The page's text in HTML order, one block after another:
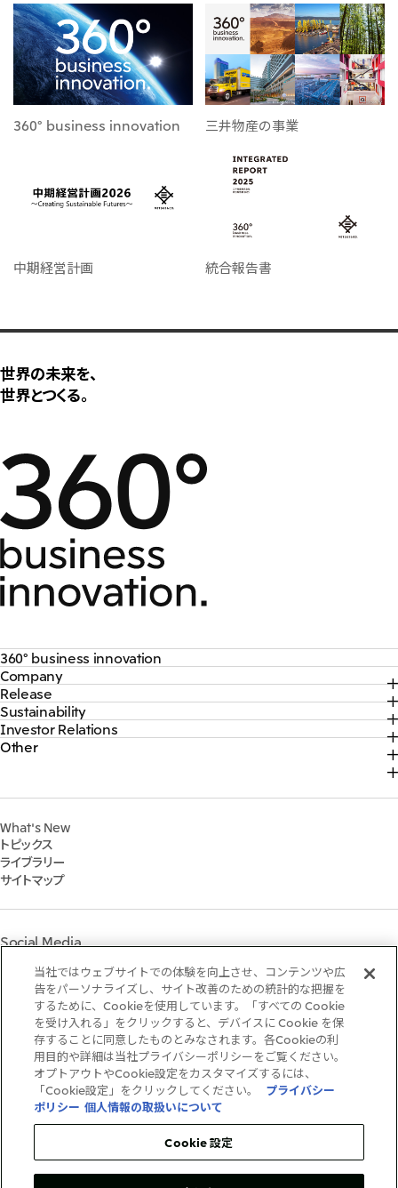
360° business innovation 三井物産の事業
中期経営計画 統合報告書
世界の未来を、
世界とつくる。
360° business innovation
トップ
三井物産ブランド・プロジェクト
ソーシャルメディア公式アカウント一覧​
コンテンツ一覧
Company
トップ
社長メッセージ
三井物産について
三井物産の事業
Release
トップ
2026年
2025年
Sustainability
トップ
サステナビリティ最新情報
Social
Governance
マテリアリティ
イニシアティブへの参画
三井物産の人材マネジメント
社会貢献活動
ライブラリー
「三井物産の森」LEAPアプローチ
TCFDに基づく情報開示
Investor Relations
トップ
IR資料室
IR説明会
個人株主・投資家の皆様へ
株主・株式基本情報
IRカレンダー
Other
三井グループ350周年記念事業サイト
What's New
トピックス
ライブラリー
サイトマップ
Social Media
InstagramTwitter FacebookLinkedInYoutube
ご利用条件
推奨環境
個人情報保護方針
情報セキュリティ方針
ソーシャルメディア利用規約
当社ではウェブサイトでの体験を向上させ、コンテンツや広
告をパーソナライズし、サイト改善のための統計的な把握を
するために、Cookieを使用しています。「すべての Cookie
を受け入れる」をクリックすると、デバイスに Cookie を保
存することに同意したものとみなされます。各Cookieの利
用目的や詳細は当社プライバシーポリシーをご覧ください。
オプトアウトやCookie設定をカスタマイズするには、
「Cookie設定」をクリックしてください。
プライバシー
ポリシー 個人情報の取扱いについて
Cookie 設定